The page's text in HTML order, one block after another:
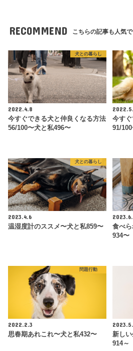
RECOMMEND こちらの記事も人気で
犬との暮らし
2022.4.8
今すぐできる犬と仲良くなる方法
56/100〜犬と私496〜
今す
91/
犬との暮らし
2023.4.6
温湿度計のススメ〜犬と私859〜
食べ
934〜
問題行動
2022.2.3
思春期あれこれ〜犬と私432〜
新し
914～